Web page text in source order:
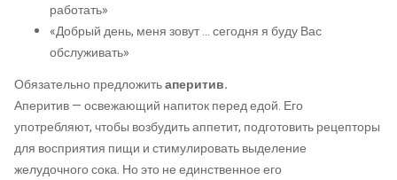
работать»
«Добрый день, меня зовут … сегодня я буду Вас
обслуживать»
Обязательно предложитьаперитив.
Аперитив — освежающий напиток перед едой. Его
употребляют, чтобы возбудить аппетит, подготовить рецепторы
для восприятия пищи и стимулировать выделение
желудочного сока. Но это не единственное его